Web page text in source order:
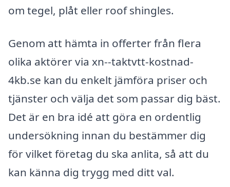
om tegel, plåt eller roof shingles.
Genom att hämta in offerter från flera
olika aktörer via xn--taktvtt-kostnad-
4kb.se kan du enkelt jämföra priser och
tjänster och välja det som passar dig bäst.
Det är en bra idé att göra en ordentlig
undersökning innan du bestämmer dig
för vilket företag du ska anlita, så att du
kan känna dig trygg med ditt val.